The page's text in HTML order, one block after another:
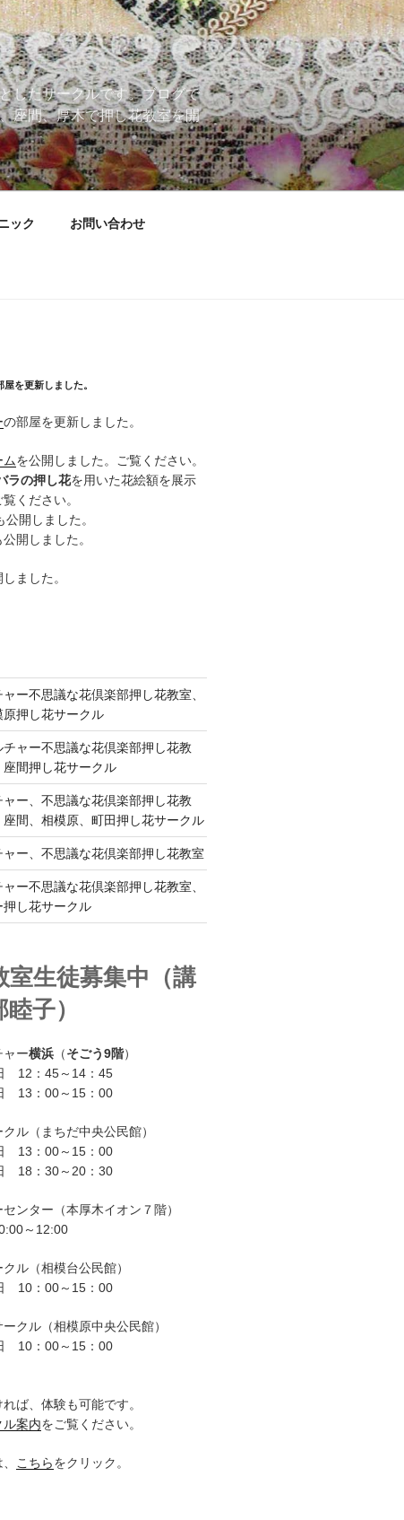
したサークルです。ブログで
座間、厚木で押し花教室を開
ック お問い合わせ
を更新しました。
の部屋を更新しました。
を公開しました。ご覧ください。
ラの押し花を用いた花絵額を展示
ください。
公開しました。
公開しました。
ました。
ー不思議な花倶楽部押し花教室、
押し花サークル
ャー不思議な花倶楽部押し花教
間押し花サークル
ー、不思議な花倶楽部押し花教
間、相模原、町田押し花サークル
ー、不思議な花倶楽部押し花教室
ー不思議な花倶楽部押し花教室、
押し花サークル
室生徒募集中（講
子）
ャー横浜（そごう9階）
12：45～14：45
13：00～15：00
ル（まちだ中央公民館）
13：00～15：00
18：30～20：30
ンター（本厚木イオン７階）
～12:00
ル（相模台公民館）
10：00～15：00
クル（相模原中央公民館）
10：00～15：00
ば、体験も可能です。
ル案内をご覧ください。
こちらをクリック。